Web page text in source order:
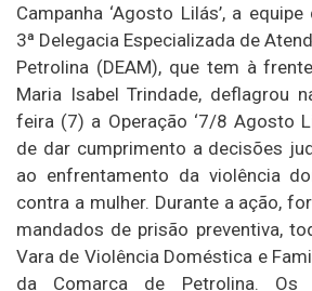
Campanha ‘Agosto Lilás’, a
3ª Delegacia Especializada de
Petrolina (DEAM), que tem à
Maria Isabel Trindade, deflagrou
feira (7) a Operação ‘7/8 Agosto
de dar cumprimento a decisões
ao enfrentamento da violência
contra a mulher. Durante a ação,
mandados de prisão preventiva,
Vara de Violência Doméstica e
da Comarca de Petrolina. Os